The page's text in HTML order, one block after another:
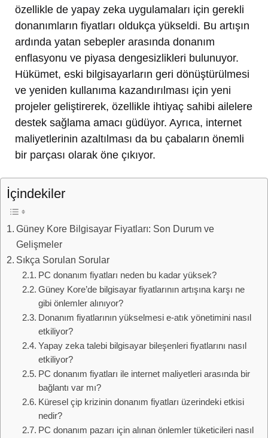
özellikle de yapay zeka uygulamaları için gerekli
donanımların fiyatları oldukça yükseldi. Bu artışın
ardında yatan sebepler arasında donanım
enflasyonu ve piyasa dengesizlikleri bulunuyor.
Hükümet, eski bilgisayarların geri dönüştürülmesi
ve yeniden kullanıma kazandırılması için yeni
projeler geliştirerek, özellikle ihtiyaç sahibi ailelere
destek sağlama amacı güdüyor. Ayrıca, internet
maliyetlerinin azaltılması da bu çabaların önemli
bir parçası olarak öne çıkıyor.
İçindekiler
Güney Kore Bilgisayar Fiyatları: Son Durum ve
Gelişmeler
Sıkça Sorulan Sorular
PC donanım fiyatları neden bu kadar yüksek?
Güney Kore’de bilgisayar fiyatlarının artışına karşı ne
gibi önlemler alınıyor?
Donanım fiyatlarının yükselmesi e-atık yönetimini nasıl
etkiliyor?
Yapay zeka talebi bilgisayar bileşenleri fiyatlarını nasıl
etkiliyor?
PC donanım fiyatları ile internet maliyetleri arasında bir
bağlantı var mı?
Küresel çip krizinin donanım fiyatları üzerindeki etkisi
nedir?
PC donanım pazarı için alınan önlemler tüketicileri nasıl